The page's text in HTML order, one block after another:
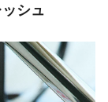
シュ